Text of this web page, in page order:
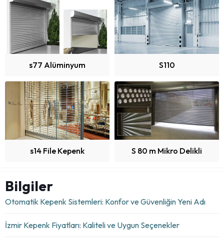
s77 Alüminyum S110
s14 File Kepenk S 80 m Mikro Delikli
Bilgiler
Otomatik Kepenk Sistemleri: Konfor ve Güvenliğin Yeni Adı
İzmir Kepenk Fiyatları: Kaliteli ve Uygun Seçenekler